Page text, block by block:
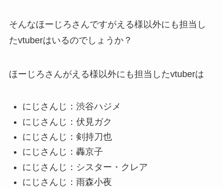
そんなほーじろさんですがえる様以外にも担当し
たvtuberはいるのでしょうか？
ほーじろさんがえる様以外にも担当したvtuberは
にじさんじ：渋谷ハジメ
にじさんじ：伏見ガク
にじさんじ：剣持刀也
にじさんじ：轟京子
にじさんじ：シスター・クレア
にじさんじ：雨森小夜